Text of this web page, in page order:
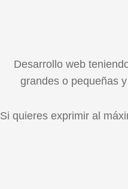
Desarrollo web
grandes o pequeñas
Si quieres exprimir al